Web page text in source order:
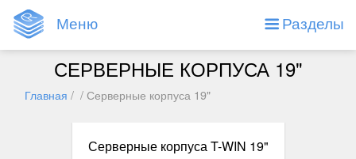
Меню Разделы
СЕРВЕРНЫЕ КОРПУСА 19"
Главная / / Серверные корпуса 19"
Серверные корпуса T-WIN 19"